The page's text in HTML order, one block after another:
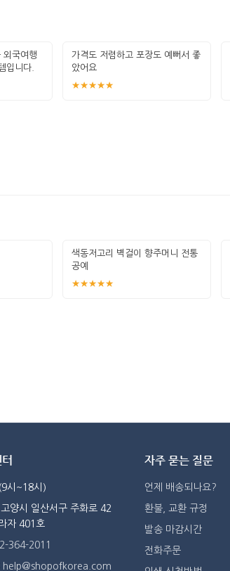
외국여행
입니다.
가격도 저렴하고 포장도 예뻐서 좋
았어요
★★★★★
색동저고리 벽걸이 향주머니 전통
공예
★★★★★
시~18시)
양시 일산서구 주화로 42
자 401호
364-2011
help@shopofkorea.com
자주 묻는 질문
언제 배송되나요?
환불, 교환 규정
발송 마감시간
전화주문